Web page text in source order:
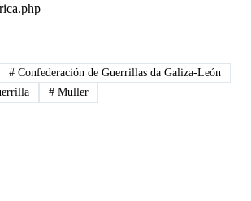
# Confederación de Guerrillas da Galiza-León
# Muller